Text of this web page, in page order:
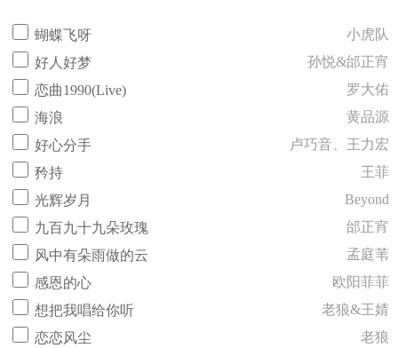
蝴蝶飞呀
小虎队
好人好梦
孙悦&邰正宵
恋曲1990(Live)
罗大佑
海浪
黄品源
好心分手
卢巧音、王力宏
矜持
王菲
光辉岁月
Beyond
九百九十九朵玫瑰
邰正宵
风中有朵雨做的云
孟庭苇
感恩的心
欧阳菲菲
想把我唱给你听
老狼&王婧
恋恋风尘
老狼